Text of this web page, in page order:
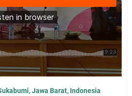
Jawa Barat, Indonesia